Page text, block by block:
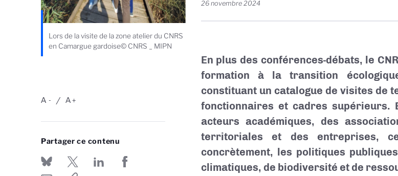
Lors de la visite de la zone atelier du CNRS
en Camargue gardoise© CNRS _ MIPN
-
A +
A
Partager ce contenu
26 novembre 2024
En plus des conférences-débats, le
formation à la transition
constituant un catalogue de visites de
fonctionnaires et cadres supérieurs.
acteurs académiques, des
territoriales et des entreprises,
concrètement, les politiques
climatiques, de biodiversité et de